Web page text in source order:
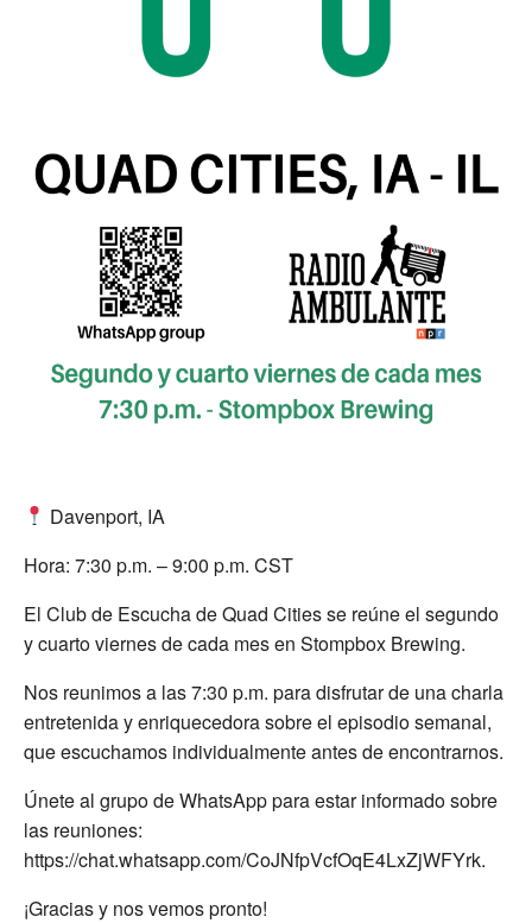
Davenport, IA
Hora: 7:30 p.m. – 9:00 p.m. CST
El Club de Escucha de Quad Cities se reúne el segundo
y cuarto viernes de cada mes en Stompbox Brewing.
Nos reunimos a las 7:30 p.m. para disfrutar de una charla
entretenida y enriquecedora sobre el episodio semanal,
que escuchamos individualmente antes de encontrarnos.
Únete al grupo de WhatsApp para estar informado sobre
las reuniones:
https://chat.whatsapp.com/CoJNfpVcfOqE4LxZjWFYrk.
¡Gracias y nos vemos pronto!